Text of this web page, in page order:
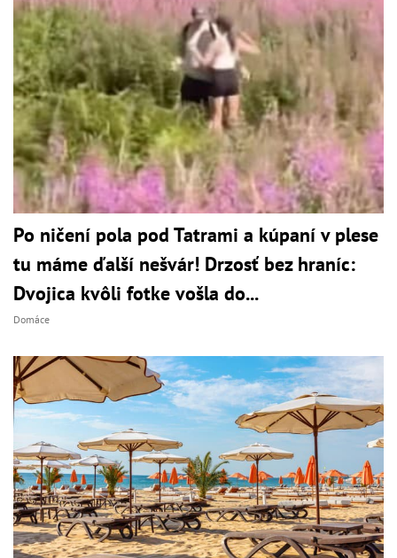
Po ničení pola pod Tatrami a kúpaní v plese
tu máme ďalší nešvár! Drzosť bez hraníc:
Dvojica kvôli fotke vošla do...
Domáce